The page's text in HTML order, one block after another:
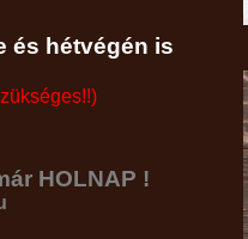
és hétvégén is
HOLNAP !